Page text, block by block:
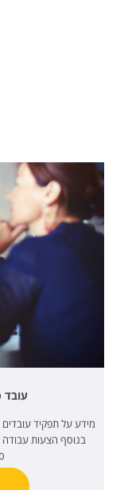
עובד
מידע על תפקיד עובדים
בנוסף הצעות